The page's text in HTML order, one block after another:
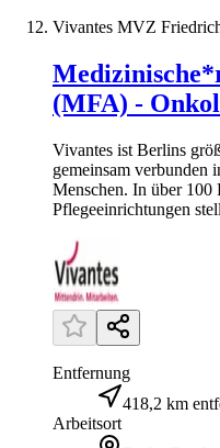
Vivantes MVZ
(MFA) -
Vivantes ist Berlins
gemeinsam verbunden
Menschen. In über
Pflegeeinrichtungen
Entfernung
418,2 km
Arbeitsort